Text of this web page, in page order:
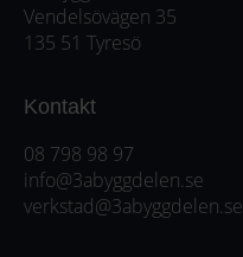
Vendelsövägen 35
135 51 Tyresö
Kontakt
08 798 98 97
info@3abyggdelen.se
verkstad@3abyggdelen.se